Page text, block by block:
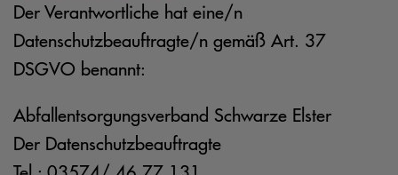
Der Verantwortliche hat eine/n
Datenschutzbeauftragte/n gemäß Art. 37
DSGVO benannt:
Abfallentsorgungsverband Schwarze Elster
Der Datenschutzbeauftragte